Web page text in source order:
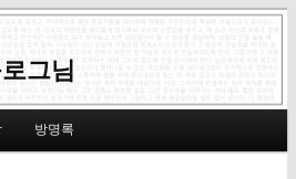
그님
방명록